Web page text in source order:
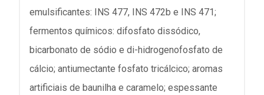
emulsificantes: INS 477, INS 472b e INS 471;
fermentos químicos: difosfato dissódico,
bicarbonato de sódio e di-hidrogenofosfato de
cálcio; antiumectante fosfato tricálcico; aromas
artificiais de baunilha e caramelo; espessante